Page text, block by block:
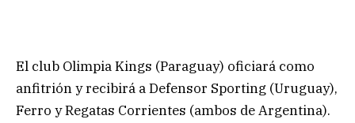
El club Olimpia Kings (Paraguay) oficiará como
anfitrión y recibirá a Defensor Sporting (Uruguay),
Ferro y Regatas Corrientes (ambos de Argentina).